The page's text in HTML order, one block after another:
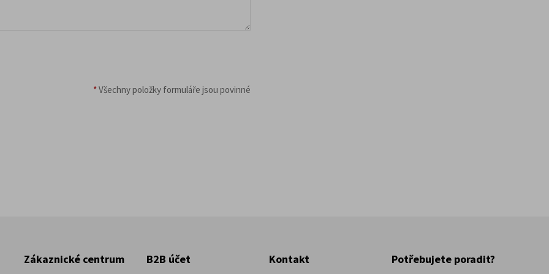
*Všechny položky formuláře jsou povinné
Zákaznické centrum B2B účet Kontakt Potřebujete poradit?